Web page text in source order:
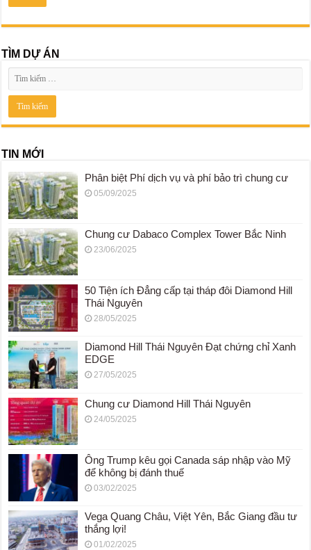
TÌM DỰ ÁN
TIN MỚI
Phân biệt Phí dịch vụ và phí bảo trì chung cư
05/09/2025
Chung cư Dabaco Complex Tower Bắc Ninh
23/06/2025
50 Tiện ích Đẳng cấp tại tháp đôi Diamond Hill
Thái Nguyên
28/05/2025
Diamond Hill Thái Nguyên Đạt chứng chỉ Xanh
EDGE
27/05/2025
Chung cư Diamond Hill Thái Nguyên
24/05/2025
Ông Trump kêu gọi Canada sáp nhập vào Mỹ
để không bị đánh thuế
03/02/2025
Vega Quang Châu, Việt Yên, Bắc Giang đầu tư
thắng lợi!
01/02/2025